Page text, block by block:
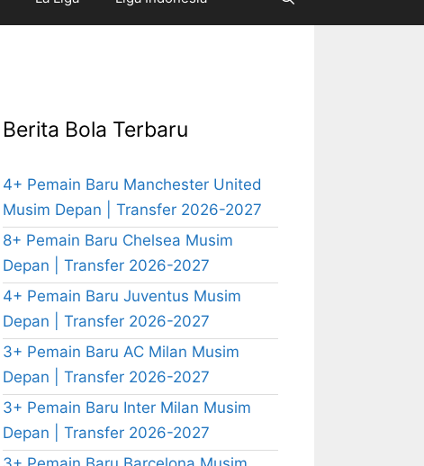
Berita Bola Terbaru
4+ Pemain Baru Manchester United
Musim Depan | Transfer 2026-2027
8+ Pemain Baru Chelsea Musim
Depan | Transfer 2026-2027
4+ Pemain Baru Juventus Musim
Depan | Transfer 2026-2027
3+ Pemain Baru AC Milan Musim
Depan | Transfer 2026-2027
3+ Pemain Baru Inter Milan Musim
Depan | Transfer 2026-2027